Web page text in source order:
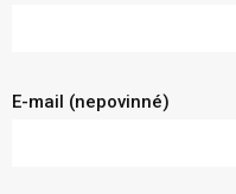
E-mail (nepovinné)